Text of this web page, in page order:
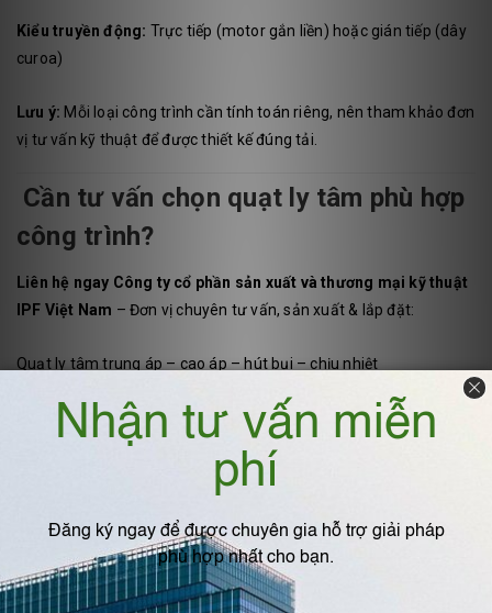
Kiểu truyền động: Trực tiếp (motor gắn liền) hoặc gián tiếp (dây
curoa)
Lưu ý: Mỗi loại công trình cần tính toán riêng, nên tham khảo đơn
vị tư vấn kỹ thuật để được thiết kế đúng tải.
Cần tư vấn chọn quạt ly tâm phù hợp
công trình?
Liên hệ ngay Công ty cổ phần sản xuất và thương mại kỹ thuật
IPF Việt Nam – Đơn vị chuyên tư vấn, sản xuất & lắp đặt:
Quạt ly tâm trung áp – cao áp – hút bụi – chịu nhiệt
Thiết kế theo yêu cầu, tính toán lưu lượng & áp suất chính xác
Giao hàng – thi công toàn quốc – bảo hành kỹ thuật
Nhận báo giá và tư vấn kỹ thuật miễn phí: 0975.360.629